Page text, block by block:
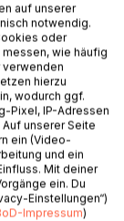
Titel hinzu.
aus, seine
sich mühsam
kurz vorm
und dem
in
Kross, wie
Dringlichkeit
auf unserer
notwendig.
oder
wie häufig
verwenden
hierzu
wodurch ggf.
Pixel, IP-Adressen
unserer Seite
ein (Video-
und ein
Mit deiner
ein. Du
Einstellungen“)
Impressum)